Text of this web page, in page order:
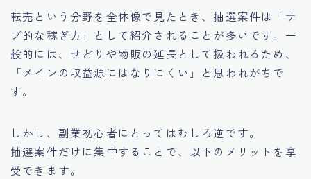
転売という分野を全体像で見たとき、抽選案件は「サ
ブ的な稼ぎ方」として紹介されることが多いです。一
般的には、せどりや物販の延長として扱われるため、
「メインの収益源にはなりにくい」と思われがちで
す。
しかし、副業初心者にとってはむしろ逆です。
抽選案件だけに集中することで、以下のメリットを享
受できます。